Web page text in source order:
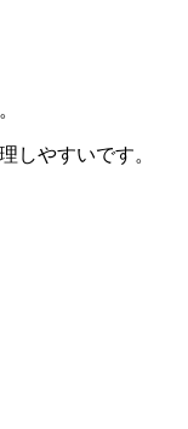
しやすいです。